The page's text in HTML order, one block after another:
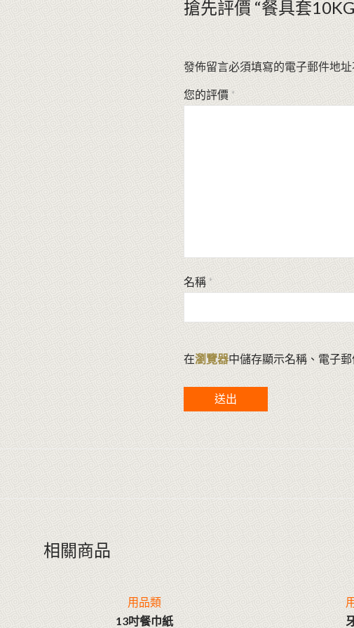
搶先評價 “餐具套
發佈留言必須填寫的電子郵件地址
您的評價 *
名稱 *
在瀏覽器中儲存顯示名稱、電子
相關商品
用品類
13吋餐巾紙